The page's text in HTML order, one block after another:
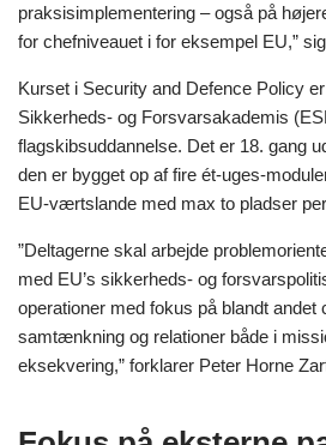
praksisimplementering – også på
for chefniveauet i for eksempel EU,”
Kurset i Security and Defence Policy
Sikkerheds- og Forsvarsakademis
flagskibsuddannelse. Det er 18. gang
den er bygget op af fire ét-uges-
EU-værtslande med max to pladser
”Deltagerne skal arbejde
med EU’s sikkerheds- og
operationer med fokus på blandt
samtænkning og relationer både i
eksekvering,” forklarer Peter Horne